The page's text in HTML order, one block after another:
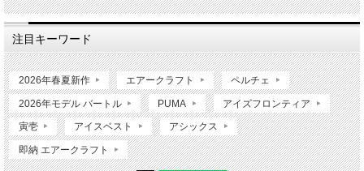
注目キーワード
2026年春夏新作 エアークラフト ペルチェ
2026年モデル バートル PUMA アイズフロンティア
寅壱 アイスベスト アシックス
即納 エアークラフト